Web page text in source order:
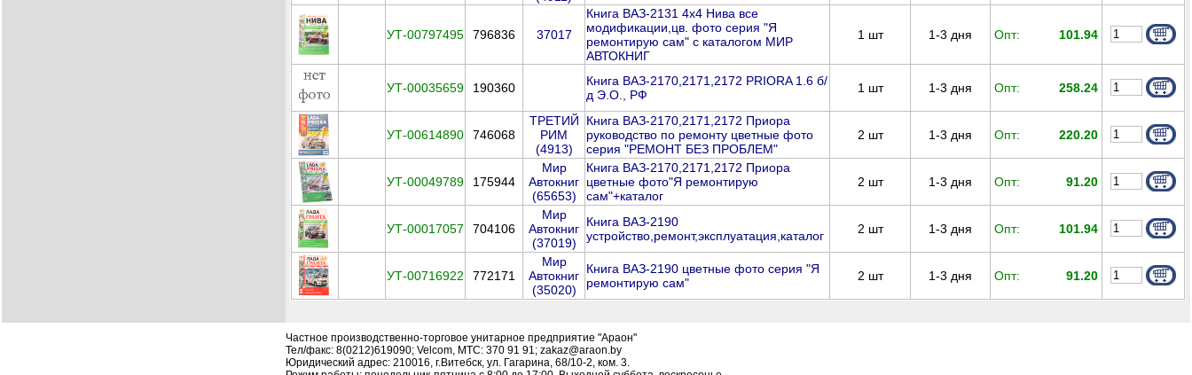
УТ-00797495 796836 37017
Книга ВАЗ-2131 4х4 Нива все
модификации,цв. фото серия "Я
ремонтирую сам" с каталогом МИР
АВТОКНИГ
1 шт 1-3 дня Опт: 101.94
УТ-00035659 190360
Книга ВАЗ-2170,2171,2172 PRIORA 1.6 б/
д Э.О., РФ
1 шт 1-3 дня Опт: 258.24
УТ-00614890 746068
ТРЕТИЙ
РИМ
(4913)
Книга ВАЗ-2170,2171,2172 Приора
руководство по ремонту цветные фото
серия "РЕМОНТ БЕЗ ПРОБЛЕМ"
2 шт 1-3 дня Опт: 220.20
УТ-00049789 175944
Мир
Автокниг
(65653)
Книга ВАЗ-2170,2171,2172 Приора
цветные фото"Я ремонтирую
сам"+каталог
2 шт 1-3 дня Опт: 91.20
УТ-00017057 704106
Мир
Автокниг
(37019)
Книга ВАЗ-2190
устройство,ремонт,эксплуатация,каталог
2 шт 1-3 дня Опт: 101.94
УТ-00716922 772171
Мир
Автокниг
(35020)
Книга ВАЗ-2190 цветные фото серия "Я
ремонтирую сам"
2 шт 1-3 дня Опт: 91.20
Частное производственно-торговое унитарное предприятие "Араон"
Тел/факс: 8(0212)619090; Velcom, МТС: 370 91 91; zakaz@araon.by
Юридический адрес: 210016, г.Витебск, ул. Гагарина, 68/10-2, ком. 3.